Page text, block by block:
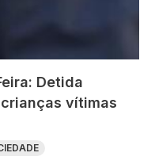
Detida
vítimas